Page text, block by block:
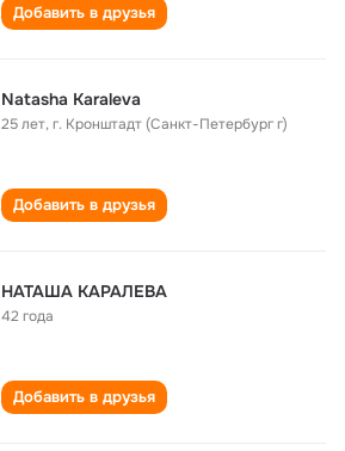
Добавить в друзья
Natasha Karaleva
25 лет,г. Кронштадт (Санкт-Петербург г)
Добавить в друзья
НАТАША КАРАЛЕВА
42 года
Добавить в друзья